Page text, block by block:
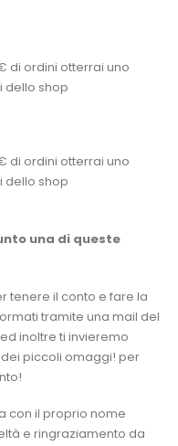
di ordini otterrai uno
dello shop
di ordini otterrai uno
dello shop
una di queste
tenere il conto e fare la
tramite una mail del
inoltre ti invieremo
piccoli omaggi! per
con il proprio nome
e ringraziamento da